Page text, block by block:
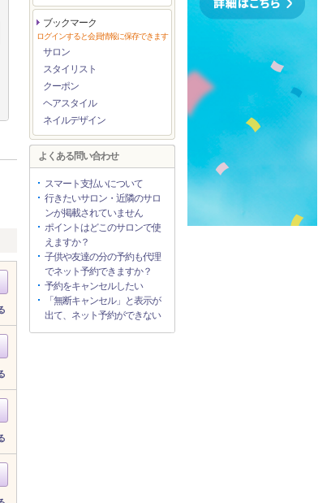
ブックマーク
ログインすると会員情報に保存できます
サロン
スタイリスト
クーポン
ヘアスタイル
ネイルデザイン
よくある問い合わせ
スマート支払いについて
行きたいサロン・近隣のサロ
ンが掲載されていません
ポイントはどこのサロンで使
えますか？
子供や友達の分の予約も代理
でネット予約できますか？
予約をキャンセルしたい
「無断キャンセル」と表示が
出て、ネット予約ができない